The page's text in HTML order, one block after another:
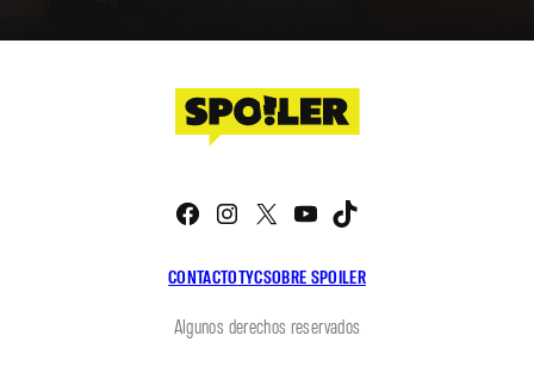
CONTACTOTYCSOBRE SPOILER
Facebook
Instagram
X YouTube
Algunos derechos reservados